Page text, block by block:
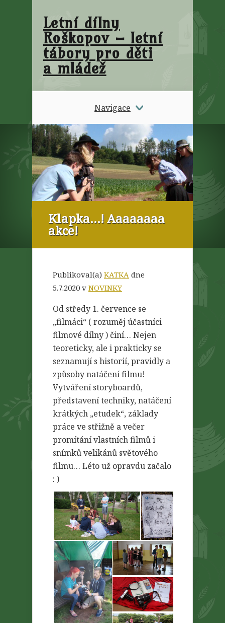
Letní dílny
Roškopov – letní
tábory pro děti
a mládež
Navigace
Klapka…! Aaaaaaaa
akce!
Publikoval(a) KATKA dne
5.7.2020 v NOVINKY
Od středy 1. července se
„filmáci“ ( rozuměj účastníci
filmové dílny ) činí… Nejen
teoreticky, ale i prakticky se
seznamují s historií, pravidly a
způsoby natáčení filmu!
Vytváření storyboardů,
představení techniky, natáčení
krátkých „etudek“, základy
práce ve střižně a večer
promítání vlastních filmů i
snímků velikánů světového
filmu… Léto už opravdu začalo
: )